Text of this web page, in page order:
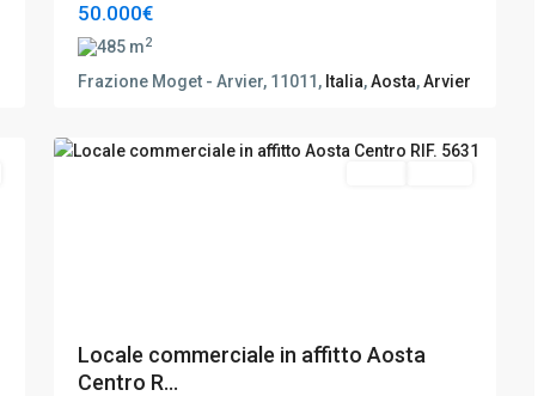
50.000€
485 m2
Frazione Moget - Arvier, 11011, Italia,Aosta,Arvier
Aosta,
Locale commerciale in affitto Aosta
Centro R...